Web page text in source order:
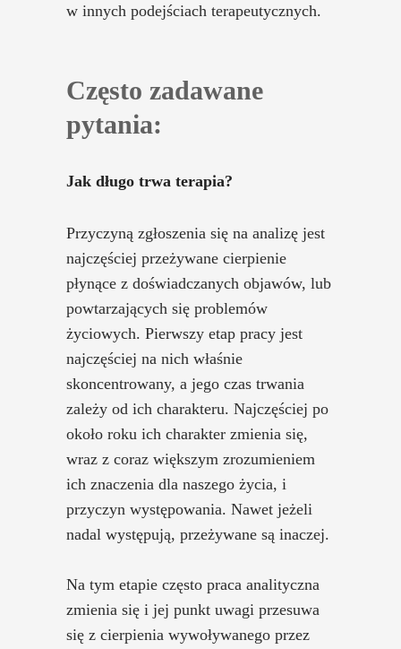
w innych podejściach terapeutycznych.
Często zadawane
pytania:
Jak długo trwa terapia?
Przyczyną zgłoszenia się na analizę jest
najczęściej przeżywane cierpienie
płynące z doświadczanych objawów, lub
powtarzających się problemów
życiowych. Pierwszy etap pracy jest
najczęściej na nich właśnie
skoncentrowany, a jego czas trwania
zależy od ich charakteru. Najczęściej po
około roku ich charakter zmienia się,
wraz z coraz większym zrozumieniem
ich znaczenia dla naszego życia, i
przyczyn występowania. Nawet jeżeli
nadal występują, przeżywane są inaczej.
Na tym etapie często praca analityczna
zmienia się i jej punkt uwagi przesuwa
się z cierpienia wywoływanego przez